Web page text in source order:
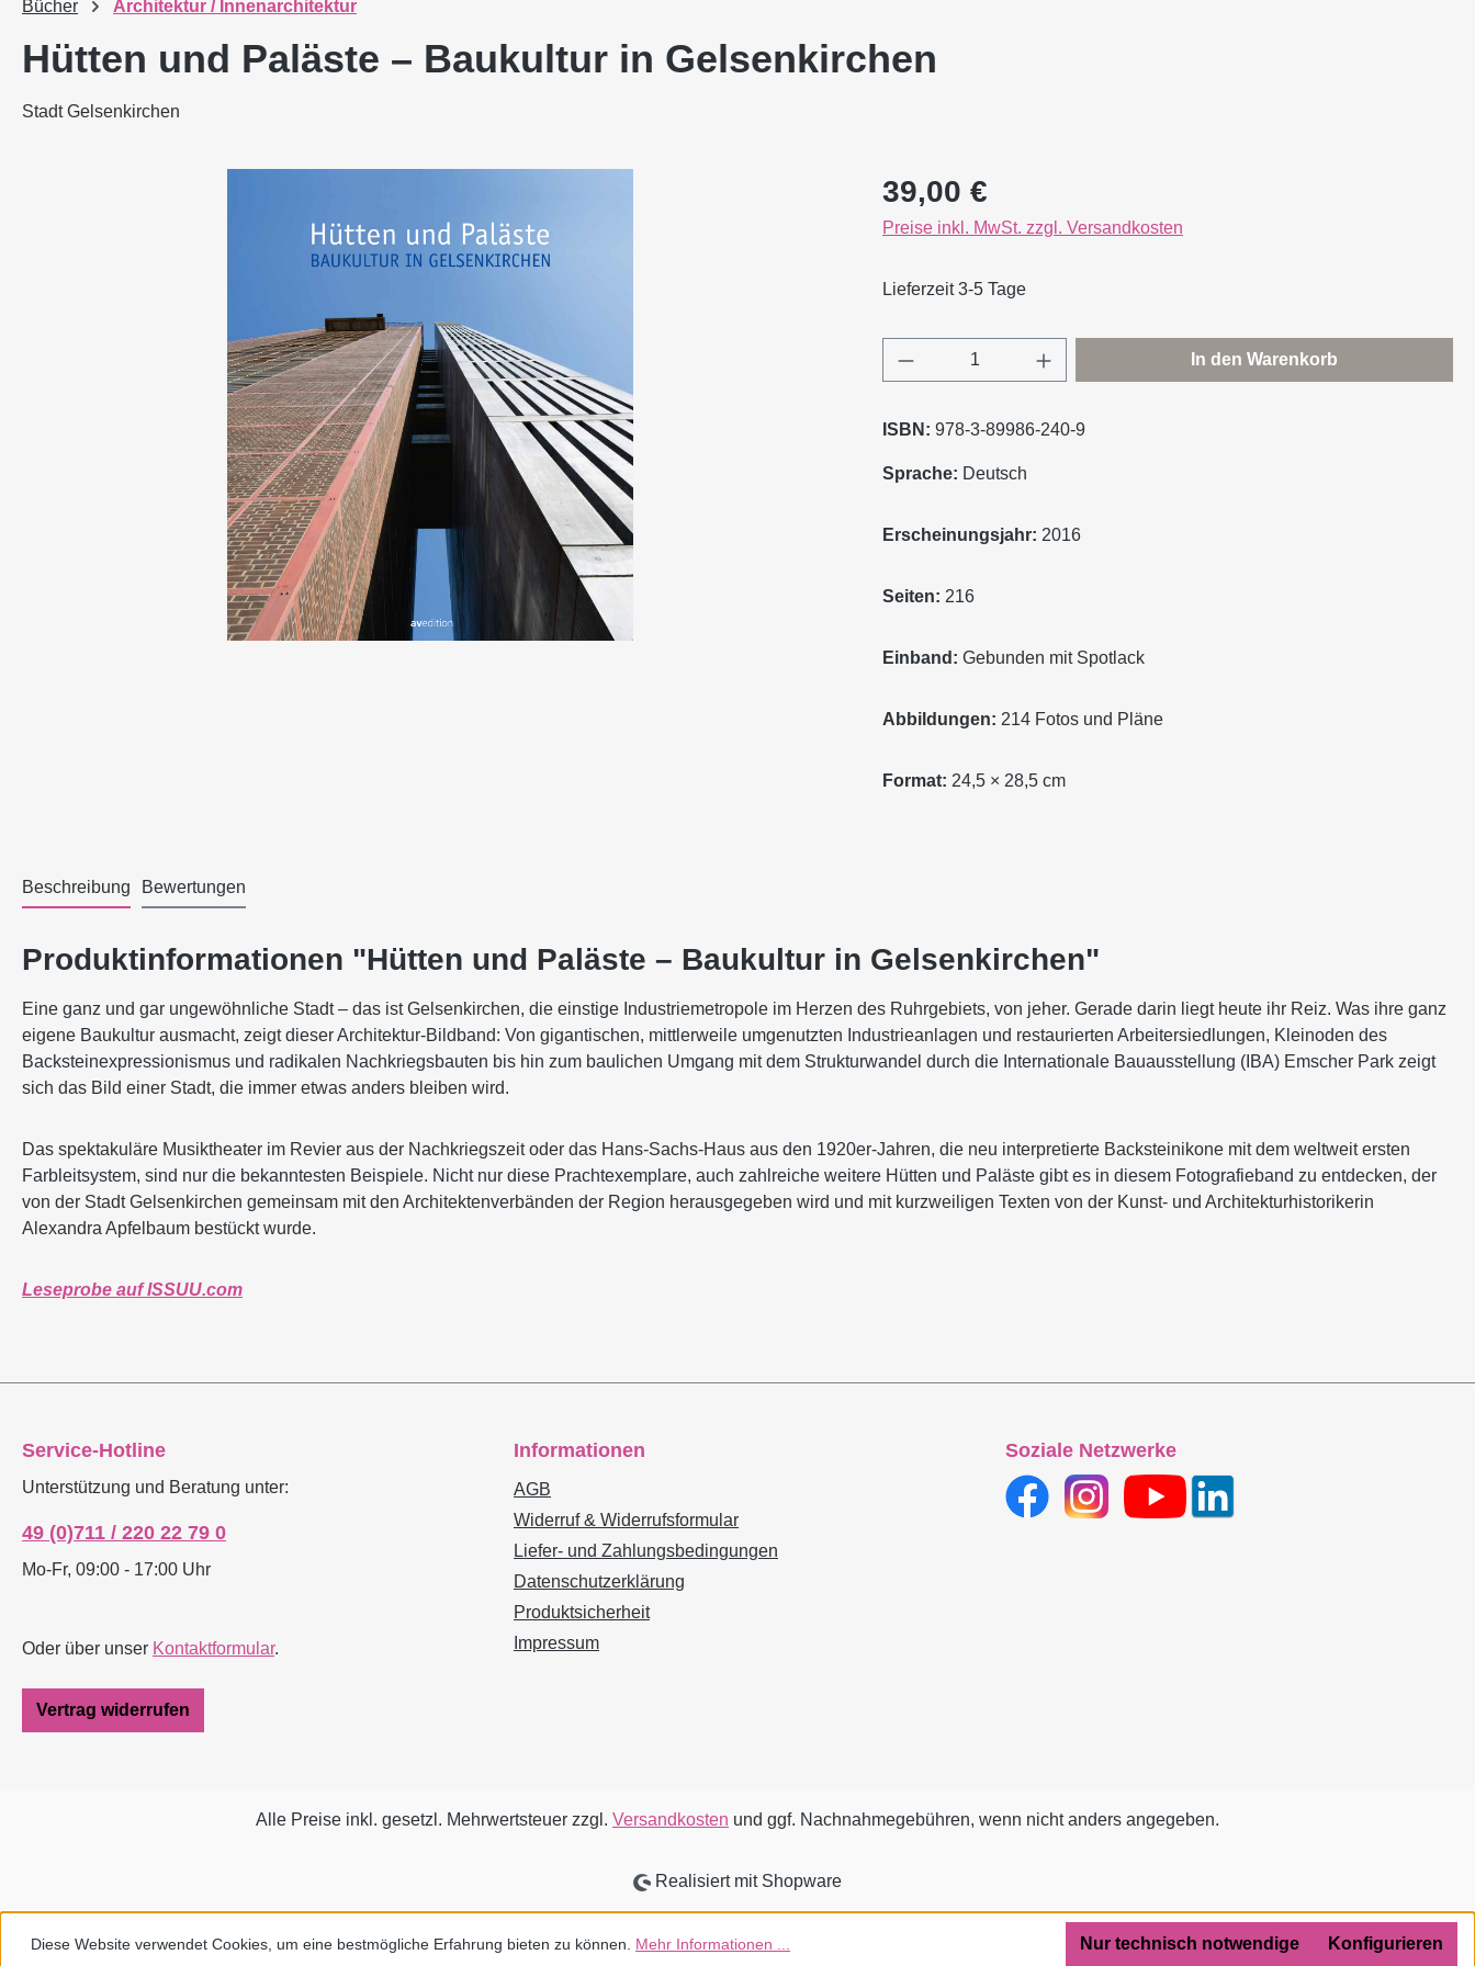
Bücher Architektur / Innenarchitektur
Hütten und Paläste – Baukultur in Gelsenkirchen
Stadt Gelsenkirchen
Regulärer Preis:
39,00 €
Preise inkl. MwSt. zzgl. Versandkosten
Lieferzeit 3-5 Tage
Produkt Anzahl: Gib den gewünschten Wert ein
In den Warenkorb
ISBN: 978-3-89986-240-9
Sprache: Deutsch
Erscheinungsjahr: 2016
Seiten: 216
Einband: Gebunden mit Spotlack
Abbildungen: 214 Fotos und Pläne
Format: 24,5 × 28,5 cm
Beschreibung Bewertungen
Produktinformationen "Hütten und Paläste – Baukultur in Gelsenkirchen"
Eine ganz und gar ungewöhnliche Stadt – das ist Gelsenkirchen, die einstige Industriemetropole im Herzen des Ruhrgebiets, von jeher. Gerade darin liegt heute ihr Reiz. Was ihre ganz
eigene Baukultur ausmacht, zeigt dieser Architektur-Bildband: Von gigantischen, mittlerweile umgenutzten Industrieanlagen und restaurierten Arbeitersiedlungen, Kleinoden des
Backsteinexpressionismus und radikalen Nachkriegsbauten bis hin zum baulichen Umgang mit dem Strukturwandel durch die Internationale Bauausstellung (IBA) Emscher Park zeigt
sich das Bild einer Stadt, die immer etwas anders bleiben wird.
Das spektakuläre Musiktheater im Revier aus der Nachkriegszeit oder das Hans-Sachs-Haus aus den 1920er-Jahren, die neu interpretierte Backsteinikone mit dem weltweit ersten
Farbleitsystem, sind nur die bekanntesten Beispiele. Nicht nur diese Prachtexemplare, auch zahlreiche weitere Hütten und Paläste gibt es in diesem Fotografieband zu entdecken, der
von der Stadt Gelsenkirchen gemeinsam mit den Architektenverbänden der Region herausgegeben wird und mit kurzweiligen Texten von der Kunst- und Architekturhistorikerin
Alexandra Apfelbaum bestückt wurde.
Leseprobe auf ISSUU.com
Service-Hotline
Unterstützung und Beratung unter:
49 (0)711 / 220 22 79 0
Mo-Fr, 09:00 - 17:00 Uhr
Oder über unser Kontaktformular.
Vertrag widerrufen
Informationen
AGB
Widerruf & Widerrufsformular
Liefer- und Zahlungsbedingungen
Datenschutzerklärung
Produktsicherheit
Impressum
Soziale Netzwerke
Alle Preise inkl. gesetzl. Mehrwertsteuer zzgl. Versandkosten und ggf. Nachnahmegebühren, wenn nicht anders angegeben.
Realisiert mit Shopware
Diese Website verwendet Cookies, um eine bestmögliche Erfahrung bieten zu können. Mehr Informationen ... Nur technisch notwendige Konfigurieren